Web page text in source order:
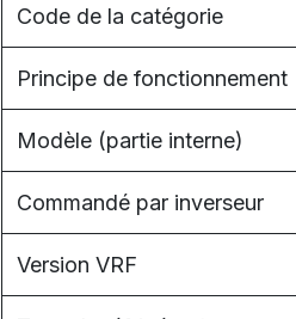
Code de la catégorie
Principe de fonctionnement
Modèle (partie interne)
Commandé par inverseur
Version VRF